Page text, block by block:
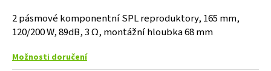
hvězdiček.
2 pásmové komponentní SPL reproduktory, 165 mm,
120/200 W, 89dB, 3 Ω, montážní hloubka 68 mm
Možnosti doručení
HLEDAT